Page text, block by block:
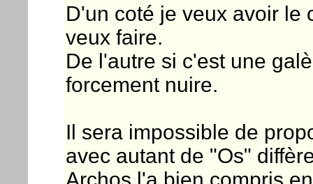
D'un coté je veux avoir le
veux faire.
De l'autre si c'est une
forcement nuire.
Il sera impossible de
avec autant de "Os"
Archos l'a bien compris